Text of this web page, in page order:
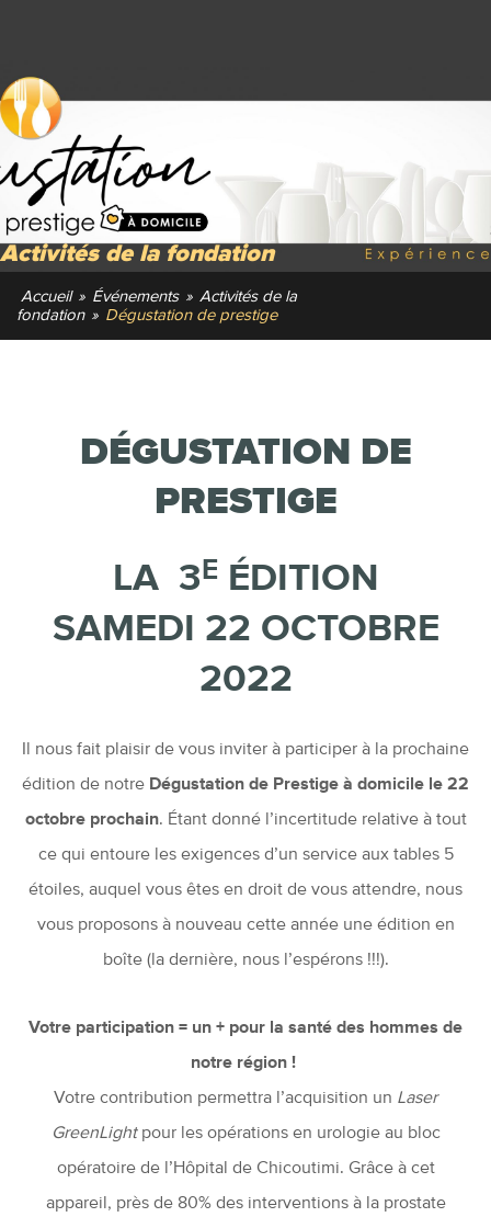
Activités de la fondation
Accueil » Événements » Activités de la
fondation » Dégustation de prestige
DÉGUSTATION DE
PRESTIGE
LA 3 EÉDITION
SAMEDI 22 OCTOBRE
2022
Il nous fait plaisir de vous inviter à participer à la prochaine
édition de notre Dégustation de Prestige à domicile le 22
octobre prochain. Étant donné l’incertitude relative à tout
ce qui entoure les exigences d’un service aux tables 5
étoiles, auquel vous êtes en droit de vous attendre, nous
vous proposons à nouveau cette année une édition en
boîte (la dernière, nous l’espérons !!!).
Votre participation = un + pour la santé des hommes de
notre région !
Votre contribution permettra l’acquisition un Laser
GreenLightpour les opérations en urologie au bloc
opératoire de l’Hôpital de Chicoutimi. Grâce à cet
appareil, près de 80% des interventions à la prostate